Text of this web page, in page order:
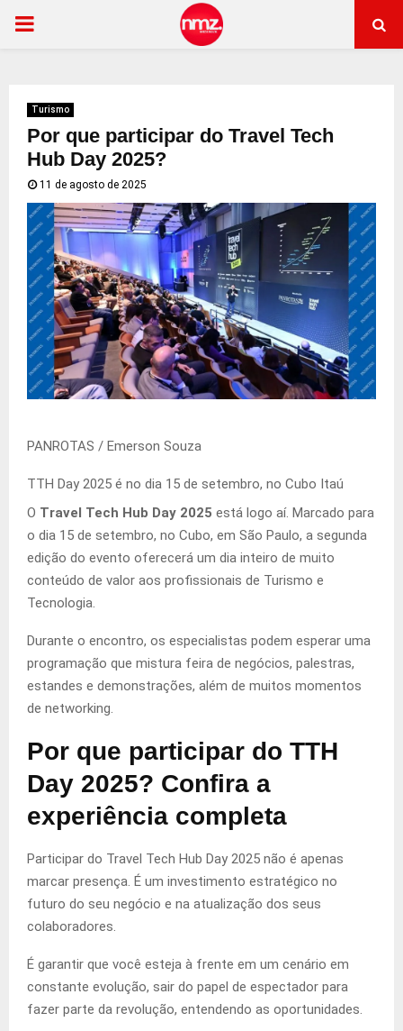
PRIMARY
Turismo
Por que participar do Travel Tech
Hub Day 2025?
11 de agosto de 2025
PANROTAS / Emerson Souza
TTH Day 2025 é no dia 15 de setembro, no Cubo Itaú
O Travel Tech Hub Day 2025 está logo aí. Marcado para
o dia 15 de setembro, no Cubo, em São Paulo, a segunda
edição do evento oferecerá um dia inteiro de muito
conteúdo de valor aos profissionais de Turismo e
Tecnologia.
Durante o encontro, os especialistas podem esperar uma
programação que mistura feira de negócios, palestras,
estandes e demonstrações, além de muitos momentos
de networking.
Por que participar do TTH
Day 2025? Confira a
experiência completa
Participar do Travel Tech Hub Day 2025 não é apenas
marcar presença. É um investimento estratégico no
futuro do seu negócio e na atualização dos seus
colaboradores.
É garantir que você esteja à frente em um cenário em
constante evolução, sair do papel de espectador para
fazer parte da revolução, entendendo as oportunidades.